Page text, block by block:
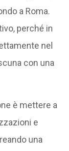
a Roma.
perché in
nel
con una
è mettere a
e
una